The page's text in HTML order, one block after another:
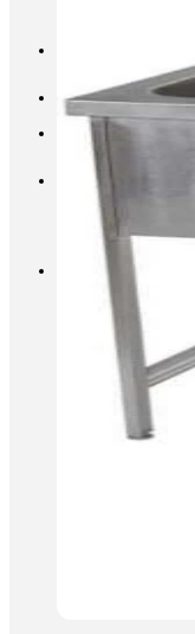
8 (800)
Корзина
Корзина пуста.